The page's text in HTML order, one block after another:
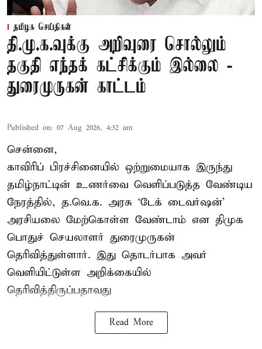
தமிழக செய்திகள்
தி.மு.க.வுக்கு அறிவுரை சொல்லும்
தகுதி எந்தக் கட்சிக்கும் இல்லை -
துரைமுருகன் காட்டம்
Published on: 07 Aug 2026, 4:32 am
சென்னை,
காவிரிப் பிரச்சினையில் ஒற்றுமையாக இருந்து
தமிழ்நாட்டின் உணர்வை வெளிப்படுத்த வேண்டிய
நேரத்தில், த.வெ.க. அரசு ‘டேக் டைவர்ஷன்’
அரசியலை மேற்கொள்ள வேண்டாம் என திமுக
பொதுச் செயலாளர் துரைமுருகன்
தெரிவித்துள்ளார். இது தொடர்பாக அவர்
வெளியிட்டுள்ள அறிக்கையில்
தெரிவித்திருப்பதாவது
Read More